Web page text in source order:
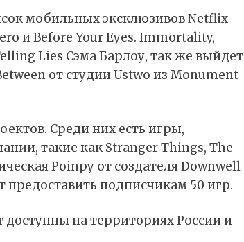
мобильных эксклюзивов Netflix
и Before Your Eyes. Immortality,
Lies Сэма Барлоу, так же выйдет
от студии Ustwo из Monument
Среди них есть игры,
такие как Stranger Things, The
Poinpy от создателя Downwell
подписчикам 50 игр.
на территориях России и